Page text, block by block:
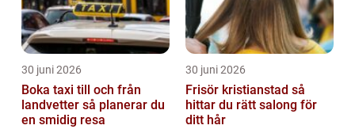
30 juni 2026
Boka taxi till och från
landvetter så planerar du
en smidig resa
30 juni 2026
Frisör kristianstad så
hittar du rätt salong för
ditt hår